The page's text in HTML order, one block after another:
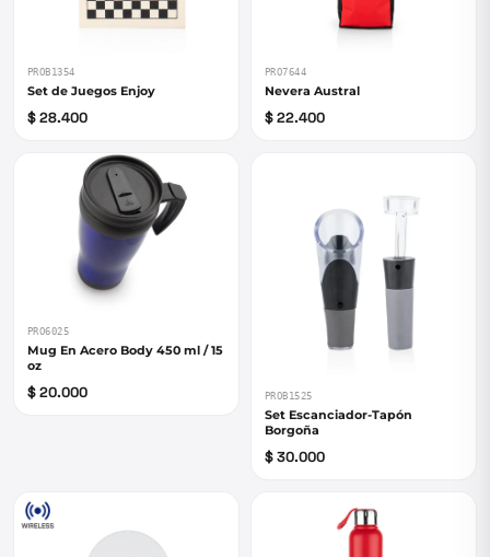
PROB1354
Set de Juegos Enjoy
$ 28.400
PRO7644
Nevera Austral
$ 22.400
PRO6025
Mug En Acero Body 450 ml / 15
oz
$ 20.000 PROB1525
Set Escanciador-Tapón
Borgoña
$ 30.000